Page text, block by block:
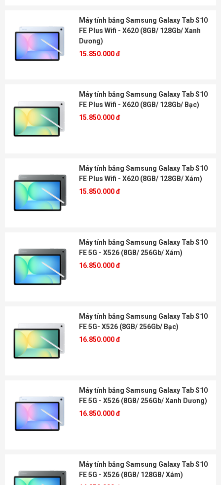
Máy tính bảng Samsung Galaxy Tab S10
FE Plus Wifi - X620 (8GB/ 128Gb/ Xanh
Dương)
15.850.000 đ
Máy tính bảng Samsung Galaxy Tab S10
FE Plus Wifi - X620 (8GB/ 128Gb/ Bạc)
15.850.000 đ
Máy tính bảng Samsung Galaxy Tab S10
FE Plus Wifi - X620 (8GB/ 128GB/ Xám)
15.850.000 đ
Máy tính bảng Samsung Galaxy Tab S10
FE 5G - X526 (8GB/ 256Gb/ Xám)
16.850.000 đ
Máy tính bảng Samsung Galaxy Tab S10
FE 5G- X526 (8GB/ 256Gb/ Bạc)
16.850.000 đ
Máy tính bảng Samsung Galaxy Tab S10
FE 5G - X526 (8GB/ 256Gb/ Xanh Dương)
16.850.000 đ
Máy tính bảng Samsung Galaxy Tab S10
FE 5G - X526 (8GB/ 128GB/ Xám)